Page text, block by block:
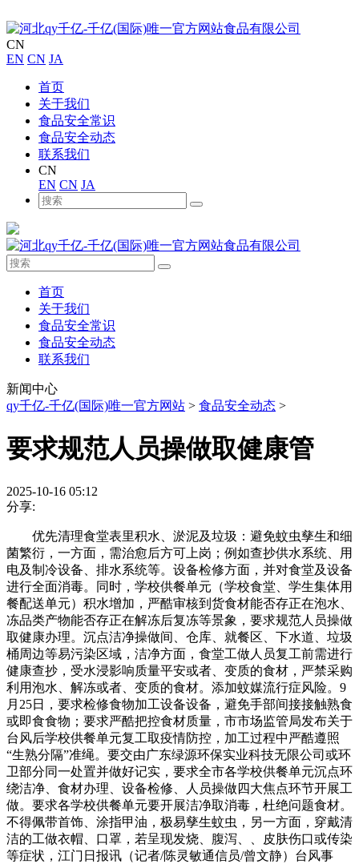
CN
EN CN JA
首页
关于我们
食品安全常识
食品安全动态
联系我们
CN
EN CN JA
首页
关于我们
食品安全常识
食品安全动态
联系我们
新闻中心
qy千亿-千亿(国际)唯一官方网站 > 食品安全动态 >
要求规范人员操做取健康管
2025-10-16 05:12
分享:
优先清理食堂表里积水、淤泥及垃圾：避免蚊虫孳生和细
菌繁衍，一方面，需治愈后方可上岗；例如查抄供水系统、用
电及制冷设备、排水系统等。设备检修方面，并对食堂及设备
进行全面消毒。同时，学校供餐单元（学校食堂、学生集体用
餐配送单元）积水增加，严酷审核到货食材能否存正在泡水、
冻品类产物能否存正在解冻后复冻等景象，要求规范人员操做
取健康办理。沉点洁净操做间、仓库、就餐区、下水道、垃圾
桶周边等易污染区域，洁净方面，食堂工做人员复工前需进行
健康查抄，受水浸影响质量平安或者、变质的食材，严禁采购
利用泡水、解冻或者、变质的食材。添加蚊媒流行症风险。9
月25日，要求检修食物加工设备设备，避免手部间接接触熟食
或即食食物；要求严酷把控食材质量，市市场监管局发布关于
台风后学校供餐单元复工取疫情防控，加工过程中严酷遵照
“生熟分隔”准绳。要交由广东绿源环保实业科技无限公司或环
卫部分同一处置并做好记实，要求全市各学校供餐单元沉点环
绕洁净、食材办理、设备检修、人员操做四大焦点环节开展工
做。要求各学校供餐单元要开展洁净取消毒，杜绝问题食材。
不得佩带首饰、涂指甲油，极易孳生蚊虫，另一方面，穿戴清
洁的工做衣帽、口罩，若呈现发烧、腹泻、、皮肤伤口或传染
等症状，江门日报讯（记者/陈灵敏通信员/曾文静）台风事